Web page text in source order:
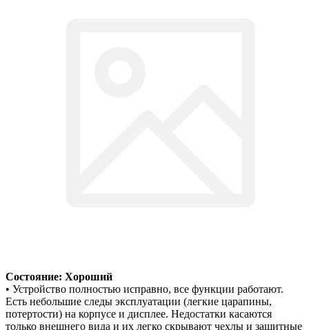
Состояние: Хороший
• Устройство полностью исправно, все функции работают.
Есть небольшие следы эксплуатации (легкие царапины,
потертости) на корпусе и дисплее. Недостатки касаются
только внешнего вида и их легко скрывают чехлы и защитные